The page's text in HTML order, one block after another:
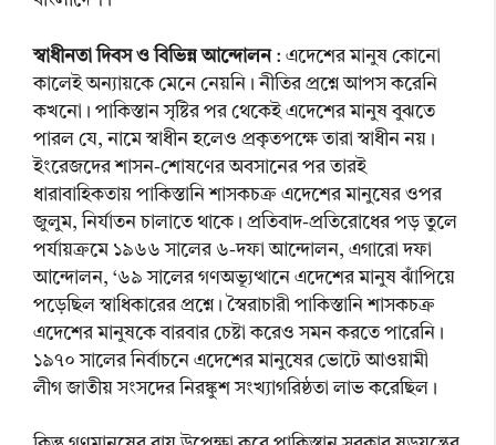
স্বাধীনতা দিবস ও বিভিন্ন আন্দোলন: এদেশের মানুষ কোনো
কালেই অন্যায়কে মেনে নেয়নি। নীতির প্রশ্নে আপস করেনি
কখনো। পাকিস্তান সৃষ্টির পর থেকেই এদেশের মানুষ বুঝতে
পারল যে, নামে স্বাধীন হলেও প্রকৃতপক্ষে তারা স্বাধীন নয়।
ইংরেজদের শাসন-শোষণের অবসানের পর তারই
ধারাবাহিকতায় পাকিস্তানি শাসকচক্র এদেশের মানুষের ওপর
জুলুম, নির্যাতন চালাতে থাকে। প্রতিবাদ-প্রতিরোধের পড় তুলে
পর্যায়ক্রমে ১৯৬৬ সালের ৬-দফা আন্দোলন, এগারো দফা
আন্দোলন, ‘৬৯ সালের গণঅভ্যূত্থানে এদেশের মানুষ ঝাঁপিয়ে
পড়েছিল স্বাধিকারের প্রশ্নে। স্বৈরাচারী পাকিস্তানি শাসকচক্র
এদেশের মানুষকে বারবার চেষ্টা করেও সমন করতে পারেনি।
১৯৭০ সালের নির্বাচনে এদেশের মানুষের ভোটে আওয়ামী
লীগ জাতীয় সংসদের নিরঙ্কুশ সংখ্যাগরিষ্ঠতা লাভ করেছিল।